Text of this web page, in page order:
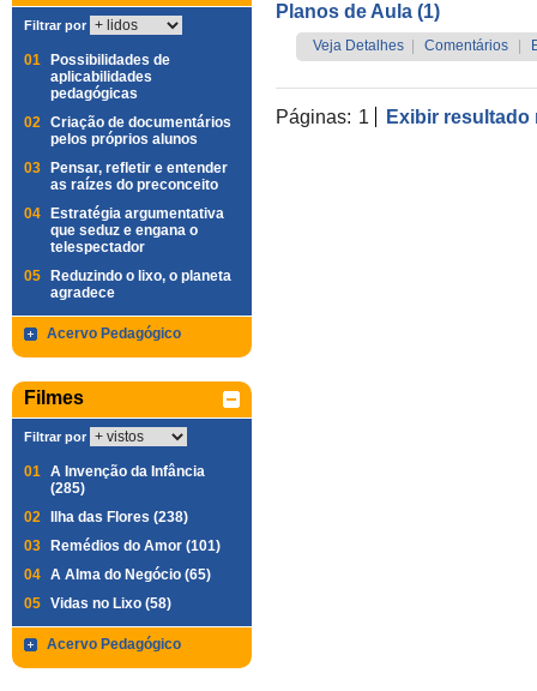
Filtrar por
01
Possibilidades de
aplicabilidades
pedagógicas
02 Criação de documentários
pelos próprios alunos
03
Pensar, refletir e entender
as raízes do preconceito
04
Estratégia argumentativa
que seduz e engana o
telespectador
05
Reduzindo o lixo, o planeta
agradece
Acervo Pedagógico
Filmes
Filtrar por
01 A Invenção da Infância
(285)
02
Ilha das Flores (238)
03
Remédios do Amor (101)
04 A Alma do Negócio (65)
05 Vidas no Lixo (58)
Acervo Pedagógico
Planos de Aula (1)
Veja Detalhes Comentários
Páginas: 1 Exibir resultado